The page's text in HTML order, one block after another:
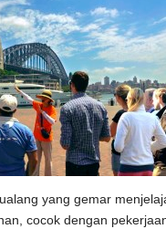
yang gemar
cocok dengan